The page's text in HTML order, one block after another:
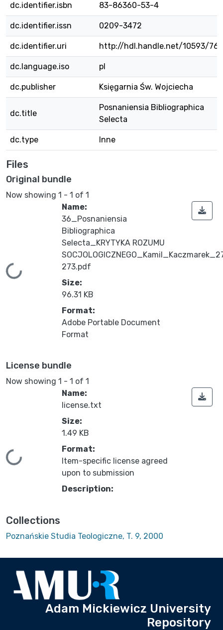
dc.identifier.isbn 83-86360-53-4
dc.identifier.issn 0209-3472
dc.identifier.uri http://hdl.handle.net/10593/
dc.language.iso pl
dc.publisher Księgarnia Św. Wojciecha
dc.title
Posnaniensia Bibliographica
Selecta
dc.type Inne
Files
Original bundle
Now showing 1 - 1 of 1
Loading...
Name:
36_Posnaniensia
Bibliographica
Selecta_KRYTYKA ROZUMU
273.pdf
Size:
96.31 KB
Format:
Adobe Portable Document
Format
License bundle
Now showing 1 - 1 of 1
Loading...
Name:
license.txt
Size:
1.49 KB
Format:
Item-specific license agreed
upon to submission
Description:
Collections
Poznańskie Studia Teologiczne, T. 9, 2000
Adam Mickiewicz University
Repository